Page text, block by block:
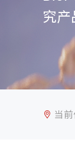
究产
当前